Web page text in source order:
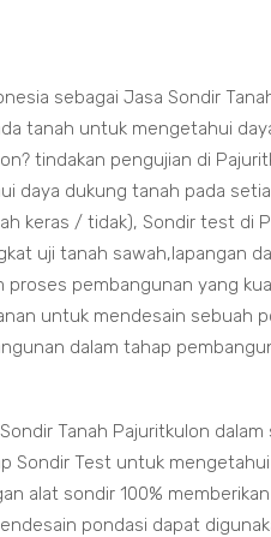
sebagai Jasa Sondir
tanah untuk mengetahui
tindakan pengujian di
daya dukung tanah pada
keras / tidak), Sondir test di
uji tanah sawah,lapangan
proses pembangunan yang
untuk mendesain sebuah
dalam tahap
Tanah Pajuritkulon
Sondir Test untuk
alat sondir 100%
pondasi dapat